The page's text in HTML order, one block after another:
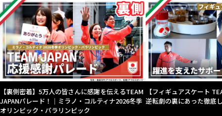
【裏側密着】5万人の皆さんに感謝を伝えるTEAM
JAPANパレード！｜ミラノ・コルティナ2026冬季
オリンピック・パラリンピック
【フィギュアスケート
逆転劇の裏にあった徹底